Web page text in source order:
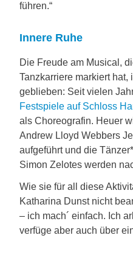
führen.“
Innere Ruhe
Die Freude am Musical,
Tanzkarriere markiert hat,
geblieben: Seit vielen
Festspiele auf Schloss
als Choreografin. Heuer
Andrew Lloyd Webbers
aufgeführt und die
Simon Zelotes werden
Wie sie für all diese
Katharina Dunst nicht
– ich mach´ einfach. Ich
verfüge aber auch über